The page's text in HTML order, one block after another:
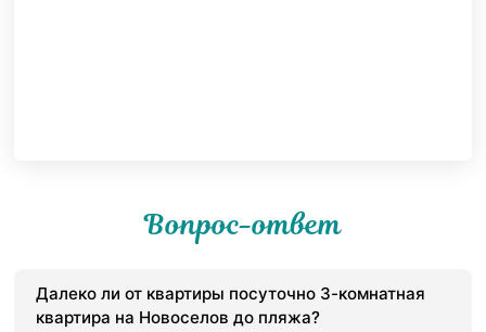
Вопрос-ответ
Далеко ли от квартиры посуточно 3-комнатная
квартира на Новоселов до пляжа?